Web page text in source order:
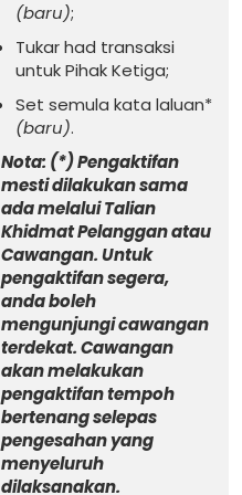
(baru);
Tukar had transaksi
untuk Pihak Ketiga;
Set semula kata laluan*
(baru).
Nota: (*) Pengaktifan
mesti dilakukan sama
ada melalui Talian
Khidmat Pelanggan atau
Cawangan. Untuk
pengaktifan segera,
anda boleh
mengunjungi cawangan
terdekat. Cawangan
akan melakukan
pengaktifan tempoh
bertenang selepas
pengesahan yang
menyeluruh
dilaksanakan.